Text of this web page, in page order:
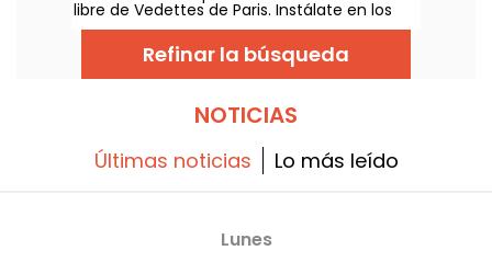
libre de Vedettes de Paris. Instálate en los
muelles, a los pies de la Torre Eiffel, para una
proyección bajo las estrellas; disfruta de un
ambiente cálido, de un bar efímero Gallia y,
para una velada aún más inolvidable,
Seine. Del 26 al 30 de agosto, vive el cine de
una manera distinta, en un marco único en
Refinar la búsqueda
NOTICIAS
Últimas noticias Lo más leído
Lunes